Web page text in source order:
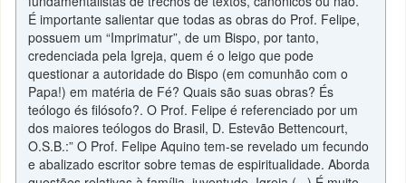
É importante salientar que todas as obras do Prof. Felipe,
possuem um “Imprimatur”, de um Bispo, por tanto,
credenciada pela Igreja, quem é o leigo que pode
questionar a autoridade do Bispo (em comunhão com o
Papa!) em matéria de Fé? Quais são suas obras? És
teólogo és filósofo?. O Prof. Felipe é referenciado por um
dos maiores teólogos do Brasil, D. Estevão Bettencourt,
O.S.B.:” O Prof. Felipe Aquino tem-se revelado um fecundo
e abalizado escritor sobre temas de espiritualidade. Aborda